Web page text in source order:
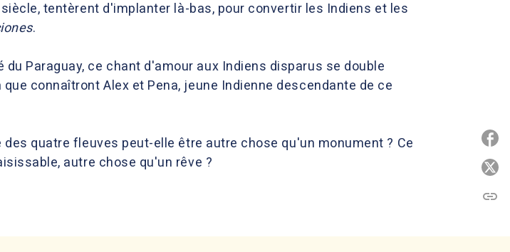
tentèrent d'implanter là-bas, pour convertir les Indiens et les
.
Paraguay, ce chant d'amour aux Indiens disparus se double
connaîtront Alex et Pena, jeune Indienne descendante de ce
quatre fleuves peut-elle être autre chose qu'un monument ? Ce
autre chose qu'un rêve ?
link